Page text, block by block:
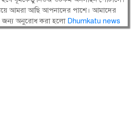
আমরা আছি আপনাদের পাশে। আমাদের
জন্য অনুরোধ করা হলো Dhumkatu news